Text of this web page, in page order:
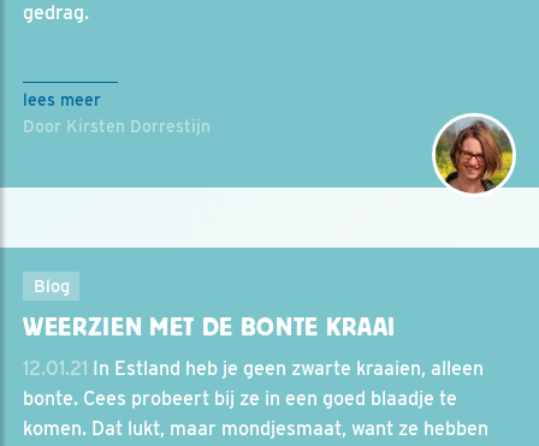
gedrag.
lees meer
Door Kirsten Dorrestijn
Blog
WEERZIEN MET DE BONTE KRAAI
12.01.21 In Estland heb je geen zwarte kraaien, alleen
bonte. Cees probeert bij ze in een goed blaadje te
komen. Dat lukt, maar mondjesmaat, want ze hebben